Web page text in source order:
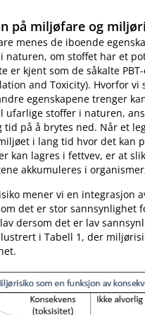
på miljøfare og
menes de iboende
naturen, om stoffet har et
er kjent som de såkalte
and Toxicity). Hvorfor
egenskapene trenger
ufarlige stoffer i naturen,
tid på å brytes ned. Når et
i lang tid hvor det kan
kan lagres i fettvev, er at
akkumuleres i
mener vi en integrasjon
det er stor sannsynlighet
dersom det er lav
i Tabell 1, der